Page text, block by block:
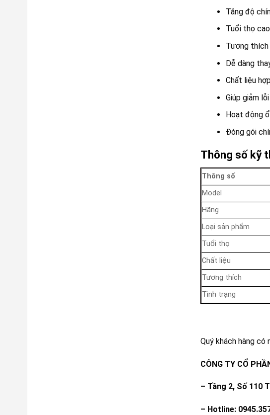
Tăng độ
Tuổi thọ
Tương thích
Dễ dàng
Chất liệu
Giúp giảm
Hoạt động
Đóng gói
Thông số kỹ
Thông số
Model
Hãng
Loại sản phẩm
Tuổi thọ
Chất liệu
Tương thích
Tình trạng
Quý khách hàng có
CÔNG TY CỔ
– Tầng 2, Số 110
– Hotline: